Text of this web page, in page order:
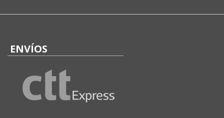
ENVÍOS